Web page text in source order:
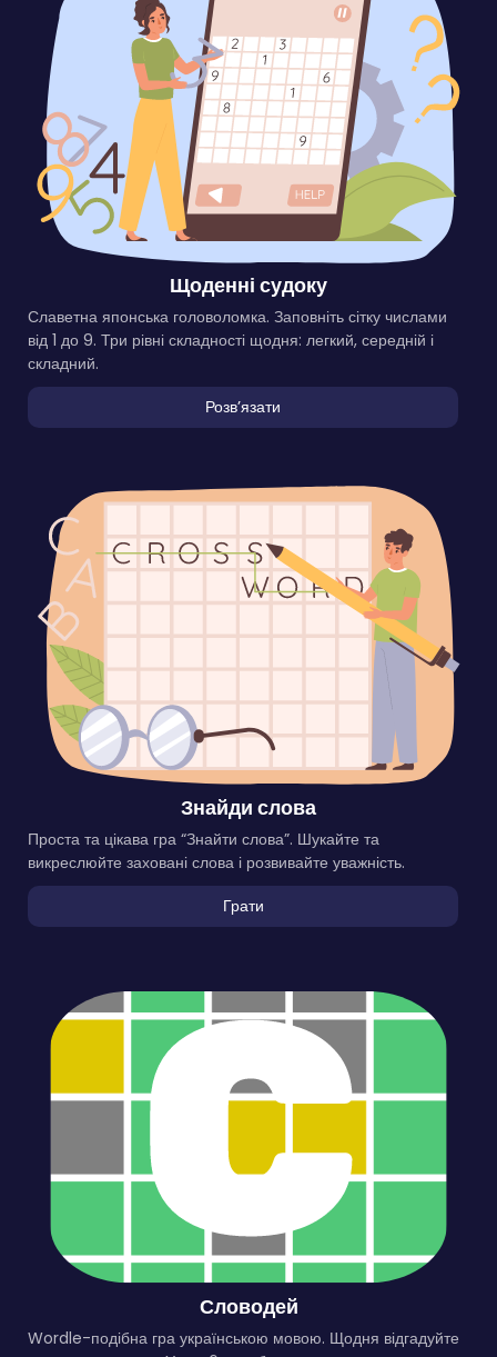
Щоденні судоку
Славетна японська головоломка. Заповніть сітку числами
від 1 до 9. Три рівні складності щодня: легкий, середній і
складний.
Розвʼязати
Знайди слова
Проста та цікава гра “Знайти слова”. Шукайте та
викреслюйте заховані слова і розвивайте уважність.
Грати
Словодей
Wordle-подібна гра українською мовою. Щодня відгадуйте